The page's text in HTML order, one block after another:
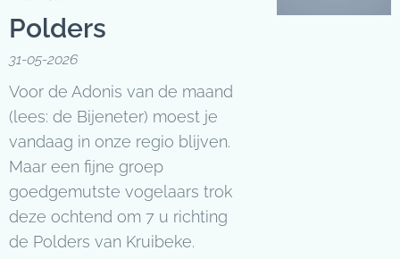
Polders
31-05-2026
Voor de Adonis van de maand
(lees: de Bijeneter) moest je
vandaag in onze regio blijven.
Maar een fijne groep
goedgemutste vogelaars trok
deze ochtend om 7 u richting
de Polders van Kruibeke.